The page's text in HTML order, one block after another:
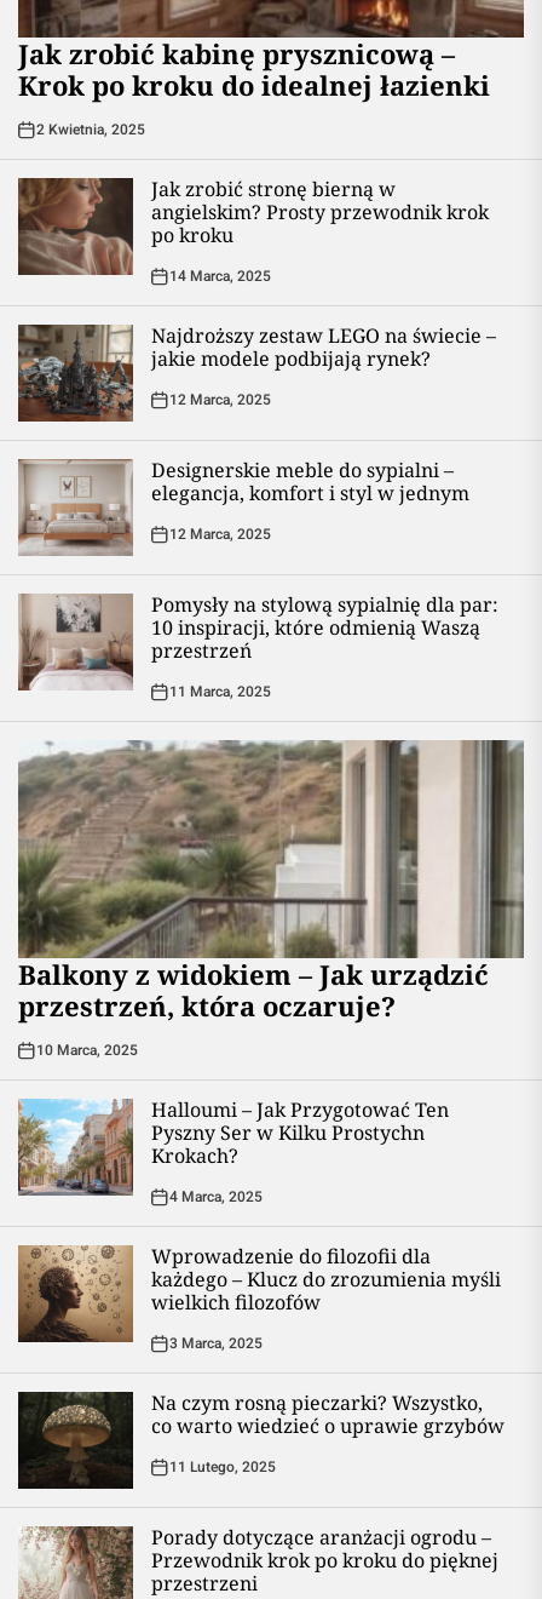
Jak zrobić kabinę prysznicową –
Krok po kroku do idealnej łazienki
2 Kwietnia, 2025
Jak zrobić stronę bierną w
angielskim? Prosty przewodnik krok
po kroku
14 Marca, 2025
Najdroższy zestaw LEGO na świecie –
jakie modele podbijają rynek?
12 Marca, 2025
Designerskie meble do sypialni –
elegancja, komfort i styl w jednym
12 Marca, 2025
Pomysły na stylową sypialnię dla par:
10 inspiracji, które odmienią Waszą
przestrzeń
11 Marca, 2025
Balkony z widokiem – Jak urządzić
przestrzeń, która oczaruje?
10 Marca, 2025
Halloumi – Jak Przygotować Ten
Pyszny Ser w Kilku Prostychn
Krokach?
4 Marca, 2025
Wprowadzenie do filozofii dla
każdego – Klucz do zrozumienia myśli
wielkich filozofów
3 Marca, 2025
Na czym rosną pieczarki? Wszystko,
co warto wiedzieć o uprawie grzybów
11 Lutego, 2025
Porady dotyczące aranżacji ogrodu –
Przewodnik krok po kroku do pięknej
przestrzeni